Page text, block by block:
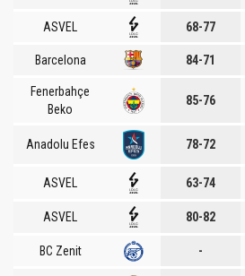
ASVEL 68-77
Barcelona 84-71
Fenerbahçe
Beko
85-76
Anadolu Efes 78-72
ASVEL 63-74
ASVEL 80-82
BC Zenit -